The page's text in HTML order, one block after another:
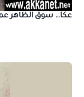
عكا… سوق الظاهر